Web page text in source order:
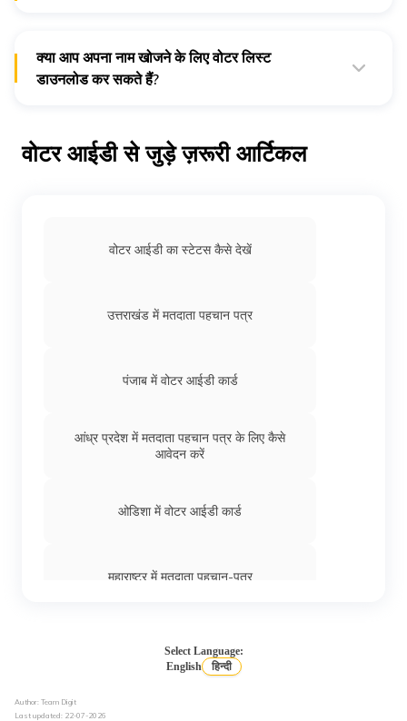
एसएमएस प्राप्त होगा। वहीं, सभी सामान्य मतदाता इसे चरण 2
2021 के बाद)
में डाउनलोड कर सकते हैं। हालाँकि, उन्हें कोई संदेश प्राप्त
नहीं होगा।
क्या आप अपना नाम खोजने के लिए वोटर लिस्ट
डाउनलोड कर सकते हैं?
वोटर आईडी से जुड़े ज़रूरी आर्टिकल
वोटर आईडी का स्टेटस कैसे देखें
उत्तराखंड में मतदाता पहचान पत्र
पंजाब में वोटर आईडी कार्ड
आंध्र प्रदेश में मतदाता पहचान पत्र के लिए कैसे
आवेदन करें
ओडिशा में वोटर आईडी कार्ड
महाराष्ट्र में मतदाता पहचान-पत्र
Select Language:
English
हिन्दी
Author: Team Digit
Last updated: 22-07-2026